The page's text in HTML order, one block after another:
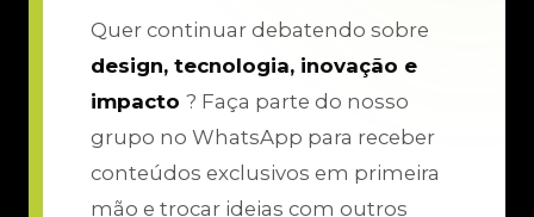
Quer continuar debatendo sobre
design, tecnologia, inovação e
impacto ? Faça parte do nosso
grupo no WhatsApp para receber
conteúdos exclusivos em primeira
mão e trocar ideias com outros